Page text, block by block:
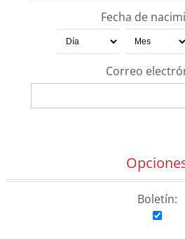
Fecha de
Correo
Boletín: